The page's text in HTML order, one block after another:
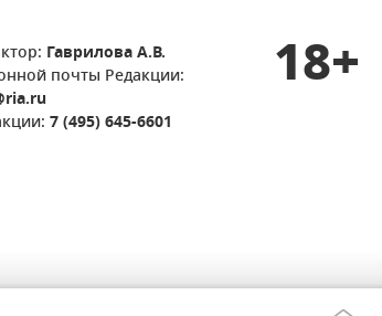
Гаврилова А.В.
почты Редакции:
7 (495) 645-6601
18+